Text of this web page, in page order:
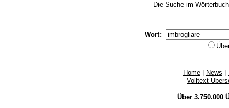
Die Suche im
Wort:
Home News
Volltext-
Über 3.750.000